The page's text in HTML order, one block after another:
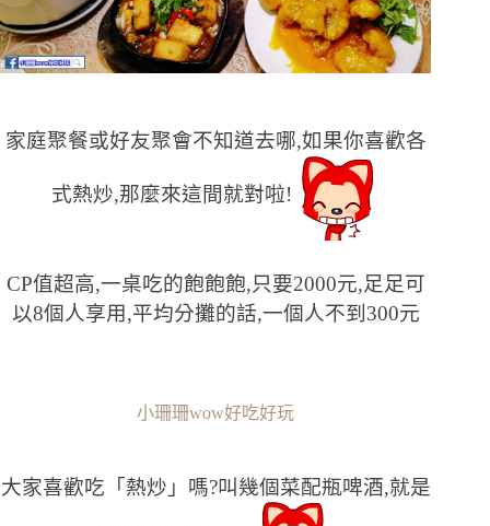
家庭聚餐或好友聚會不知道去哪,如果你喜歡各
式熱炒,那麼來這間就對啦!
CP值超高,一桌吃的飽飽飽,只要2000元,足足可
以8個人享用,平均分攤的話,一個人不到300元
小珊珊wow好吃好玩
大家喜歡吃「熱炒」嗎?叫幾個菜配瓶啤酒,就是